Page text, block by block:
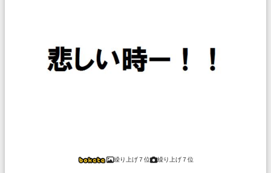
繰り上げ７位 繰り上げ７位